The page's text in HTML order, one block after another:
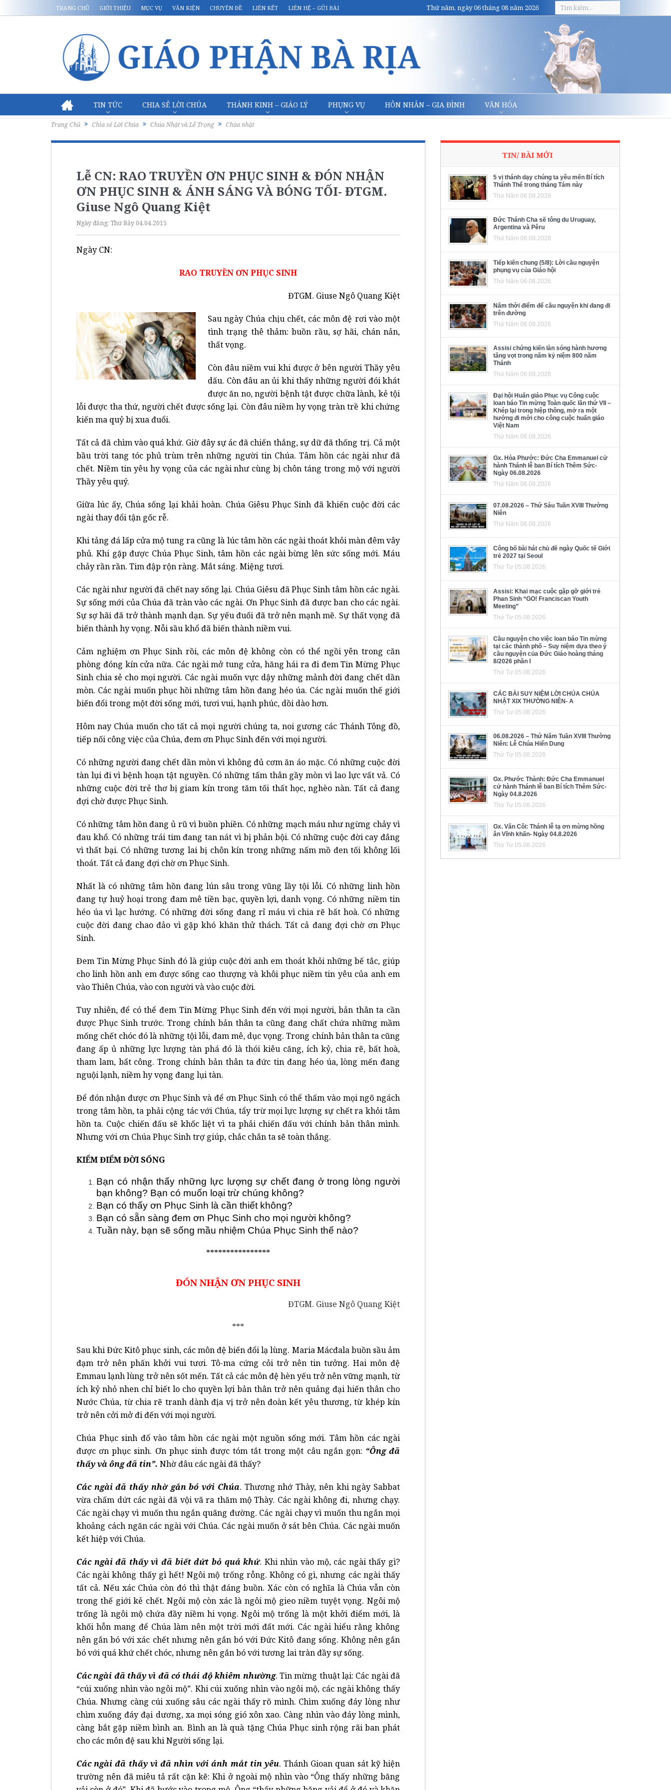
TRANG CHỦ GIỚI THIỆU MỤC VỤ VĂN KIỆN CHUYÊN ĐỀ LIÊN KẾT LIÊN HỆ – GỬI BÀI Thứ năm, ngày 06 tháng 08 năm 2026
TIN TỨC CHIA SẺ LỜI CHÚA THÁNH KINH – GIÁO LÝ PHỤNG VỤ HÔN NHÂN – GIA ĐÌNH VĂN HÓA
Trang Chủ Chia sẻ Lời Chúa Chúa Nhật và Lễ Trọng Chúa nhật
Lễ CN: RAO TRUYỀN ƠN PHỤC SINH & ĐÓN NHẬN
ƠN PHỤC SINH & ÁNH SÁNG VÀ BÓNG TỐI- ĐTGM.
Giuse Ngô Quang Kiệt
Ngày đăng: Thứ Bảy 04.04.2015
Ngày CN:
RAO TRUYỀN ƠN PHỤC SINH
ĐTGM. Giuse Ngô Quang Kiệt
Sau ngày Chúa chịu chết, các môn đệ rơi vào một
tình trạng thê thảm: buồn rầu, sợ hãi, chán nản,
thất vọng.
Còn đâu niềm vui khi được ở bên người Thầy yêu
dấu. Còn đâu an ủi khi thấy những người đói khát
được ăn no, người bệnh tật được chữa lành, kẻ tội
lỗi được tha thứ, người chết được sống lại. Còn đâu niềm hy vọng tràn trề khi chứng
kiến ma quỷ bị xua đuổi.
Tất cả đã chìm vào quá khứ. Giờ đây sự ác đã chiến thắng, sự dữ đã thống trị. Cả một
bầu trời tang tóc phủ trùm trên những người tin Chúa. Tâm hồn các ngài như đã
chết. Niềm tin yêu hy vọng của các ngài như cùng bị chôn táng trong mộ với người
Thầy yêu quý.
Giữa lúc ấy, Chúa sống lại khải hoàn. Chúa Giêsu Phục Sinh đã khiến cuộc đời các
ngài thay đổi tận gốc rễ.
Khi tảng đá lấp cửa mộ tung ra cũng là lúc tâm hồn các ngài thoát khỏi màn đêm vây
phủ. Khi gặp được Chúa Phục Sinh, tâm hồn các ngài bừng lên sức sống mới. Máu
chảy rần rần. Tim đập rộn ràng. Mắt sáng. Miệng tươi.
Các ngài như người đã chết nay sống lại. Chúa Giêsu đã Phục Sinh tâm hồn các ngài.
Sự sống mới của Chúa đã tràn vào các ngài. Ơn Phục Sinh đã được ban cho các ngài.
Sự sợ hãi đã trở thành mạnh dạn. Sự yếu đuối đã trở nên mạnh mẽ. Sự thất vọng đã
biến thành hy vọng. Nỗi sầu khổ đã biến thành niềm vui.
Cảm nghiệm ơn Phục Sinh rồi, các môn đệ không còn có thể ngồi yên trong căn
phòng đóng kín cửa nữa. Các ngài mở tung cửa, hăng hái ra đi đem Tin Mừng Phục
Sinh chia sẻ cho mọi người. Các ngài muốn vực dậy những mảnh đời đang chết dần
mòn. Các ngài muốn phục hồi những tâm hồn đang héo úa. Các ngài muốn thế giới
biến đổi trong một đời sống mới, tươi vui, hạnh phúc, dồi dào hơn.
Hôm nay Chúa muốn cho tất cả mọi người chúng ta, noi gương các Thánh Tông đồ,
tiếp nối công việc của Chúa, đem ơn Phục Sinh đến với mọi người.
Có những người đang chết dần mòn vì không đủ cơm ăn áo mặc. Có những cuộc đời
tàn lụi đi vì bệnh hoạn tật nguyền. Có những tấm thân gầy mòn vì lao lực vất vả. Có
những cuộc đời trẻ thơ bị giam kín trong tăm tối thất học, nghèo nàn. Tất cả đang
đợi chờ được Phục Sinh.
Có những tâm hồn đang ủ rũ vì buồn phiền. Có những mạch máu như ngừng chảy vì
đau khổ. Có những trái tim đang tan nát vì bị phản bội. Có những cuộc đời cay đắng
vì thất bại. Có những tương lai bị chôn kín trong những nấm mồ đen tối không lối
thoát. Tất cả đang đợi chờ ơn Phục Sinh.
Nhất là có những tâm hồn đang lún sâu trong vũng lầy tội lỗi. Có những linh hồn
đang tự huỷ hoại trong đam mê tiền bạc, quyền lợi, danh vọng. Có những niềm tin
héo úa vì lạc hướng. Có những đời sống đang rỉ máu vì chia rẽ bất hoà. Có những
cuộc đời đang chao đảo vì gặp khó khăn thử thách. Tất cả đang đợi chờ ơn Phục
Sinh.
Đem Tin Mừng Phục Sinh đó là giúp cuộc đời anh em thoát khỏi những bế tắc, giúp
cho linh hồn anh em được sống cao thượng và khôi phục niềm tin yêu của anh em
vào Thiên Chúa, vào con người và vào cuộc đời.
Tuy nhiên, để có thể đem Tin Mừng Phục Sinh đến với mọi người, bản thân ta cần
được Phục Sinh trước. Trong chính bản thân ta cũng đang chất chứa những mầm
mống chết chóc đó là những tội lỗi, đam mê, dục vọng. Trong chính bản thân ta cũng
đang ấp ủ những lực lượng tàn phá đó là thói kiêu căng, ích kỷ, chia rẽ, bất hoà,
tham lam, bất công. Trong chính bản thân ta đức tin đang héo úa, lòng mến đang
nguội lạnh, niềm hy vọng đang lụi tàn.
Để đón nhận được ơn Phục Sinh và để ơn Phục Sinh có thể thấm vào mọi ngõ ngách
trong tâm hồn, ta phải cộng tác với Chúa, tẩy trừ mọi lực lượng sự chết ra khỏi tâm
hồn ta. Cuộc chiến đấu sẽ khốc liệt vì ta phải chiến đấu với chính bản thân mình.
Nhưng với ơn Chúa Phục Sinh trợ giúp, chắc chắn ta sẽ toàn thắng.
KIỂM ĐIỂM ĐỜI SỐNG
Bạn có nhận thấy những lực lượng sự chết đang ở trong lòng người
bạn không? Bạn có muốn loại trừ chúng không?
Bạn có thấy ơn Phục Sinh là cần thiết không?
Bạn có sẵn sàng đem ơn Phục Sinh cho mọi người không?
Tuần này, bạn sẽ sống mầu nhiệm Chúa Phục Sinh thế nào?
****************
ĐÓN NHẬN ƠN PHỤC SINH
ĐTGM. Giuse Ngô Quang Kiệt
***
Sau khi Đức Kitô phục sinh, các môn đệ biến đổi lạ lùng. Maria Mácđala buồn sầu ảm
đạm trở nên phấn khởi vui tươi. Tô-ma cứng cỏi trở nên tin tưởng. Hai môn đệ
Emmau lạnh lùng trở nên sốt mến. Tất cả các môn đệ hèn yếu trở nên vững mạnh, từ
ích kỷ nhỏ nhen chỉ biết lo cho quyền lợi bản thân trở nên quảng đại hiến thân cho
Nước Chúa, từ chia rẽ tranh dành địa vị trở nên đoàn kết yêu thương, từ khép kín
trở nên cởi mở đi đến với mọi người.
Chúa Phục sinh đổ vào tâm hồn các ngài một nguồn sống mới. Tâm hồn các ngài
được ơn phục sinh. Ơn phục sinh được tóm tắt trong một câu ngắn gọn: “Ông đã
thấy và ông đã tin”. Nhờ đâu các ngài đã thấy?
Các ngài đã thấy nhờ gắn bó với Chúa. Thương nhớ Thày, nên khi ngày Sabbat
vừa chấm dứt các ngài đã vội vã ra thăm mộ Thày. Các ngài không đi, nhưng chạy.
Các ngài chạy vì muốn thu ngắn quãng đường. Các ngài chạy vì muốn thu ngắn mọi
khoảng cách ngăn các ngài với Chúa. Các ngài muốn ở sát bên Chúa. Các ngài muốn
kết hiệp với Chúa.
Các ngài đã thấy vì đã biết dứt bỏ quá khứ. Khi nhìn vào mộ, các ngài thấy gì?
Các ngài không thấy gì hết! Ngôi mộ trống rỗng. Không có gì, nhưng các ngài thấy
tất cả. Nếu xác Chúa còn đó thì thật đáng buồn. Xác còn có nghĩa là Chúa vẫn còn
trong thế giới kẻ chết. Ngôi mộ còn xác là ngôi mộ gieo niềm tuyệt vọng. Ngôi mộ
trống là ngôi mộ chứa đầy niềm hi vọng. Ngôi mộ trống là một khởi điểm mới, là
khối hỗn mang để Chúa làm nên một trời mới đất mới. Các ngài hiểu rằng không
nên gắn bó với xác chết nhưng nên gắn bó với Đức Kitô đang sống. Không nên gắn
bó với quá khứ chết chóc, nhưng nên gắn bó với tương lai tràn đầy sự sống.
Các ngài đã thấy vì đã có thái độ khiêm nhường. Tin mừng thuật lại: Các ngài đã
“cúi xuống nhìn vào ngôi mộ”. Khi cúi xuống nhìn vào ngôi mộ, các ngài không thấy
Chúa. Nhưng càng cúi xuống sâu các ngài thấy rõ mình. Chìm xuống đáy lòng như
chìm xuống đáy đại dương, xa mọi sóng gió xôn xao. Càng nhìn vào đáy lòng mình,
càng bắt gặp niềm bình an. Bình an là quà tặng Chúa Phục sinh rộng rãi ban phát
cho các môn đệ sau khi Người sống lại.
Các ngài đã thấy vì đã nhìn với ánh mắt tin yêu. Thánh Gioan quan sát kỹ hiện
trường nên đã miêu tả rất cặn kẽ: Khi ở ngoài mộ nhìn vào “Ông thấy những băng
TIN/ BÀI MỚI
5 vị thánh dạy chúng ta yêu mến Bí tích
Thánh Thể trong tháng Tám này
Thứ Năm 06.08.2026
Đức Thánh Cha sẽ tông du Uruguay,
Argentina và Pêru
Thứ Năm 06.08.2026
Tiếp kiến chung (5/8): Lời cầu nguyện
phụng vụ của Giáo hội
Thứ Năm 06.08.2026
Năm thời điểm để cầu nguyện khi đang đi
trên đường
Thứ Năm 06.08.2026
Assisi chứng kiến làn sóng hành hương
tăng vọt trong năm kỷ niệm 800 năm
Thánh
Thứ Năm 06.08.2026
Đại hội Huấn giáo Phục vụ Công cuộc
loan báo Tin mừng Toàn quốc lần thứ VII –
Khép lại trong hiệp thông, mở ra một
hướng đi mới cho công cuộc huấn giáo
Việt Nam
Thứ Năm 06.08.2026
Gx. Hòa Phước: Đức Cha Emmanuel cử
hành Thánh lễ ban Bí tích Thêm Sức-
Ngày 06.08.2026
Thứ Năm 06.08.2026
07.08.2026 – Thứ Sáu Tuần XVIII Thường
Niên
Thứ Năm 06.08.2026
Công bố bài hát chủ đề ngày Quốc tế Giới
trẻ 2027 tại Seoul
Thứ Tư 05.08.2026
Assisi: Khai mạc cuộc gặp gỡ giới trẻ
Phan Sinh “GO! Franciscan Youth
Meeting”
Thứ Tư 05.08.2026
Cầu nguyện cho việc loan báo Tin mừng
tại các thành phố – Suy niệm dựa theo ý
cầu nguyện của Đức Giáo hoàng tháng
8/2026 phần I
Thứ Tư 05.08.2026
CÁC BÀI SUY NIỆM LỜI CHÚA CHÚA
NHẬT XIX THƯỜNG NIÊN- A
Thứ Tư 05.08.2026
06.08.2026 – Thứ Năm Tuần XVIII Thường
Niên: Lễ Chúa Hiển Dung
Thứ Tư 05.08.2026
Gx. Phước Thành: Đức Cha Emmanuel
cử hành Thánh lễ ban Bí tích Thêm Sức-
Ngày 04.8.2026
Thứ Tư 05.08.2026
Gx. Văn Côi: Thánh lễ tạ ơn mừng hồng
ân Vĩnh khấn- Ngày 04.8.2026
Thứ Tư 05.08.2026